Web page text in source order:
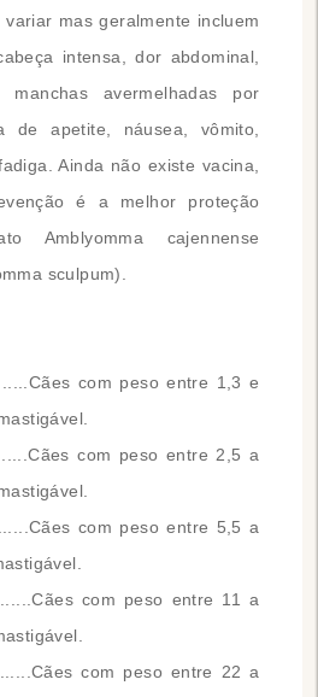
mas geralmente incluem
intensa, dor abdominal,
manchas avermelhadas por
de apetite, náusea, vômito,
Ainda não existe vacina,
é a melhor proteção
Amblyomma cajennense
sculpum).
com peso entre 1,3 e
com peso entre 2,5 a
com peso entre 5,5 a
com peso entre 11 a
com peso entre 22 a